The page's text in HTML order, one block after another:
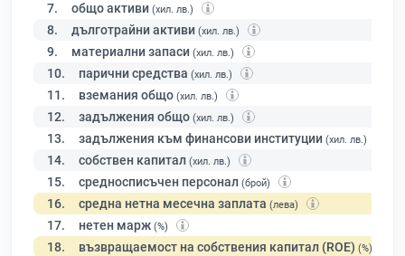
7. общо активи (хил. лв.)
8. дълготрайни активи (хил. лв.)
9. материални запаси (хил. лв.)
10. парични средства (хил. лв.)
11. вземания общо (хил. лв.)
12. задължения общо (хил. лв.)
13. задължения към финансови институции (хил. лв.)
14. собствен капитал (хил. лв.)
15. средносписъчен персонал (брой)
16. средна нетна месечна заплата (лева)
17. нетен марж (%)
18. възвращаемост на собствения капитал (ROE) (%)